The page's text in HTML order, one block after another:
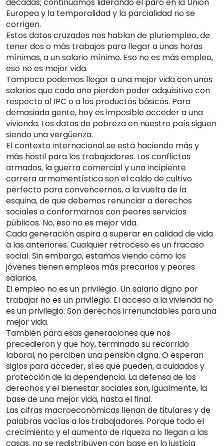
Europea y la temporalidad y la parcialidad no se
corrigen.
Estos datos cruzados nos hablan de pluriempleo, de
tener dos o más trabajos para llegar a unas horas
mínimas, a un salario mínimo. Eso no es más empleo,
eso no es mejor vida.
Tampoco podemos llegar a una mejor vida con unos
salarios que cada año pierden poder adquisitivo con
respecto al IPC o a los productos básicos. Para
demasiada gente, hoy es imposible acceder a una
vivienda. Los datos de pobreza en nuestro país siguen
siendo una vergüenza.
El contexto internacional se está haciendo más y
más hostil para los trabajadores. Los conflictos
armados, la guerra comercial y una incipiente
carrera armamentística son el caldo de cultivo
perfecto para convencernos, a la vuelta de la
esquina, de que debemos renunciar a derechos
sociales o conformarnos con peores servicios
públicos. No, eso no es mejor vida.
Cada generación aspira a superar en calidad de vida
a las anteriores. Cualquier retroceso es un fracaso
social. Sin embargo, estamos viendo cómo los
jóvenes tienen empleos más precarios y peores
salarios.
El empleo no es un privilegio. Un salario digno por
trabajar no es un privilegio. El acceso a la vivienda no
es un privilegio. Son derechos irrenunciables para una
mejor vida.
También para esas generaciones que nos
precedieron y que hoy, terminado su recorrido
laboral, no perciben una pensión digna. O esperan
siglos para acceder, si es que pueden, a cuidados y
protección de la dependencia. La defensa de los
derechos y el bienestar sociales son, igualmente, la
base de una mejor vida, hasta el final.
Las cifras macroeconómicas llenan de titulares y de
palabras vacías a los trabajadores. Porque todo el
crecimiento y el aumento de riqueza no llegan a las
casas, no se redistribuyen con base en la justicia